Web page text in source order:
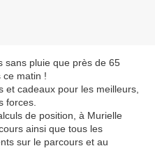
sans pluie que près de 65
ce matin !
et cadeaux pour les meilleurs,
forces.
de position, à Murielle
ainsi que tous les
sur le parcours et au